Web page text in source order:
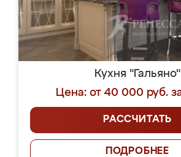
Кухня "Гальяно"
Цена: от 40 000 руб.
РАССЧИТАТЬ
ПОДРОБНЕЕ